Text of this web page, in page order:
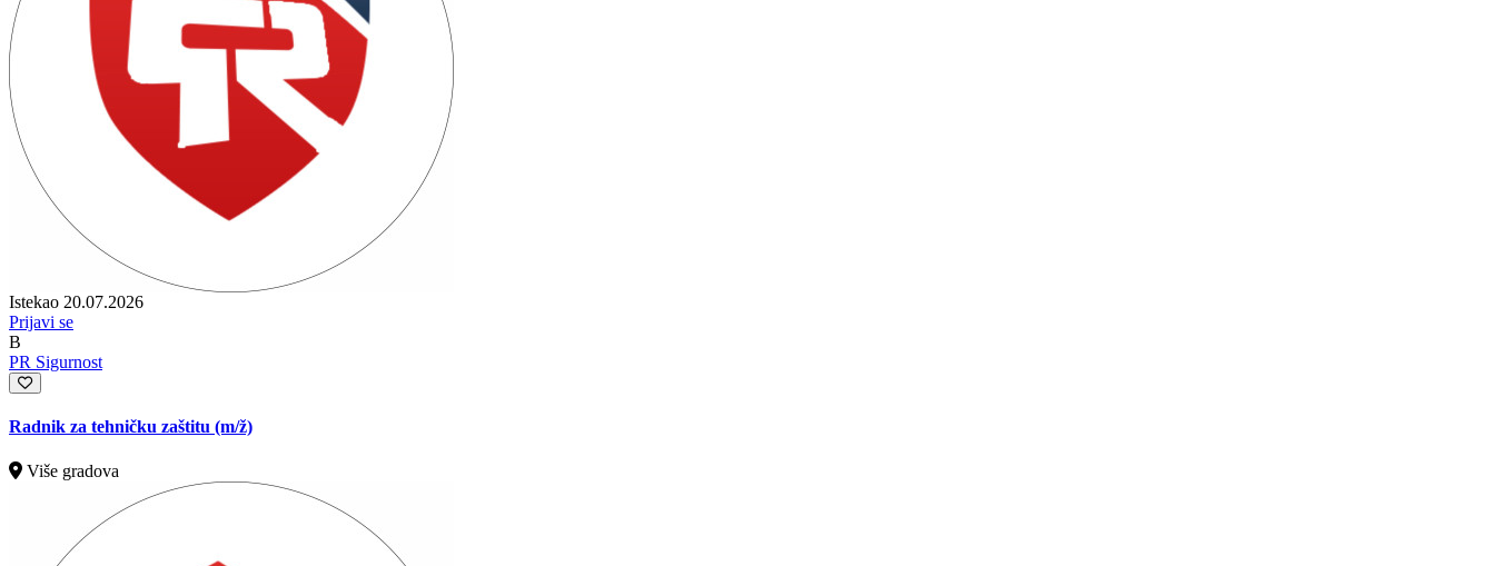
Istekao 20.07.2026
Prijavi se
B
PR Sigurnost
Radnik za tehničku zaštitu (m/ž)
Više gradova